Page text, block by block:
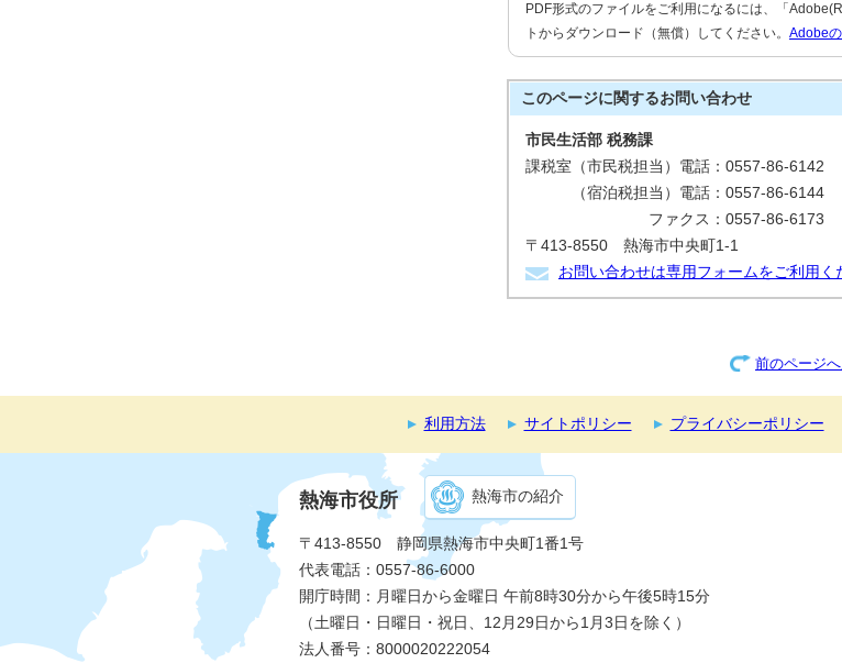
PDF形式のファイルをご利用になるには、「
トからダウンロード（無償）してください。 Adobe
このページに関するお問い合わせ
市民生活部 税務課
課税室（市民税担当）電話：0557-86-6142
（宿泊税担当）電話：0557-86-6144
ファクス：0557-86-6173
〒413-8550 熱海市中央町1-1
お問い合わせは専用フォームをご利用く
前のページ
利用方法 サイトポリシー プライバシーポリシー
熱海市役所 熱海市の紹介
〒413-8550 静岡県熱海市中央町1番1号
代表電話：0557-86-6000
開庁時間：月曜日から金曜日 午前8時30分から午後5時15分
（土曜日・日曜日・祝日、12月29日から1月3日を除く）
法人番号：8000020222054